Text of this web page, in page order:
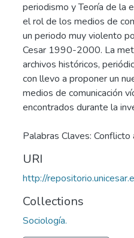
periodismo y Teoría de la
el rol de los medios de
un periodo muy violento
Cesar 1990-2000. La
archivos históricos,
con llevo a proponer un
medios de comunicación
encontrados durante la
Palabras Claves:
URI
http://
Collections
Sociología.